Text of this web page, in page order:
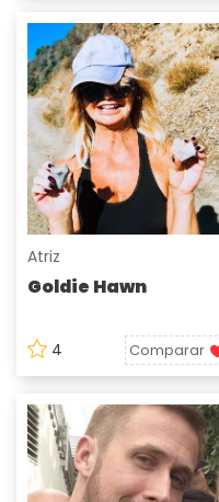
Atriz
Goldie Hawn
4 Comparar